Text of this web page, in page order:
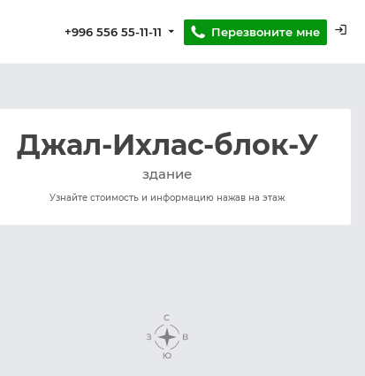
+996 556 55-11-11 Перезвоните мне login
Джал-Ихлас-блок-У
здание
Узнайте стоимость и информацию нажав на этаж